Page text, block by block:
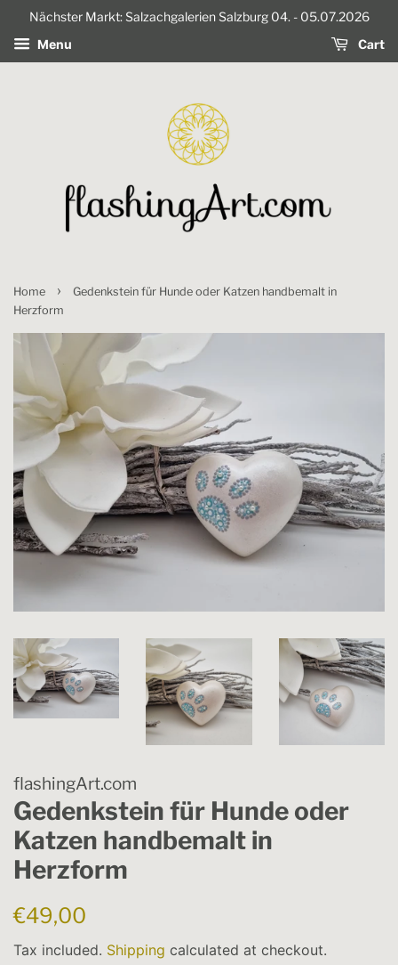
Nächster Markt: Salzachgalerien Salzburg 04. - 05.07.2026
Menu
Cart
Home ›
Gedenkstein für Hunde oder Katzen handbemalt in
Herzform
flashingArt.com
Gedenkstein für Hunde oder
Katzen handbemalt in
Herzform
Regular
€49,00
Tax included. Shipping calculated at checkout.